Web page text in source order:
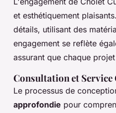
et esthétiquement
détails, utilisant des
engagement se reflète
assurant que chaque
Consultation et
Le processus de
approfondie pour